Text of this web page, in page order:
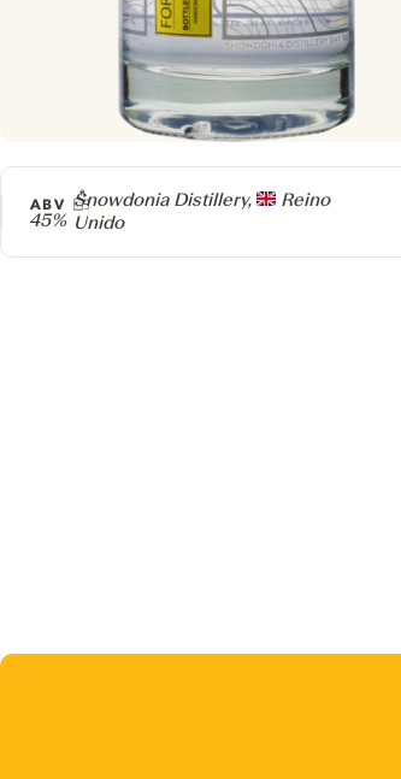
Producer
Snowdonia Distillery,
Reino
Unido
ABV
45%